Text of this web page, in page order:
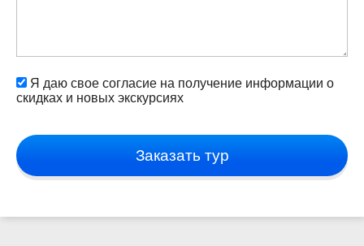
Я даю свое согласие на получение информации о
скидках и новых экскурсиях
Заказать тур